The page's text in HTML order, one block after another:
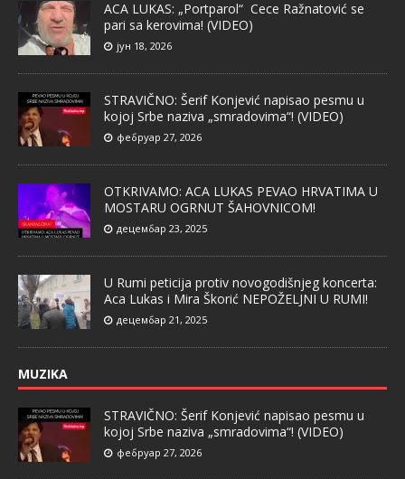
ACA LUKAS: „Portparol“ Cece Ražnatović se
pari sa kerovima! (VIDEO)
јун 18, 2026
STRAVIČNO: Šerif Konjević napisao pesmu u
kojoj Srbe naziva „smradovima“! (VIDEO)
фебруар 27, 2026
OTKRIVAMO: ACA LUKAS PEVAO HRVATIMA U
MOSTARU OGRNUT ŠAHOVNICOM!
децембар 23, 2025
U Rumi peticija protiv novogodišnjeg koncerta:
Aca Lukas i Mira Škorić NEPOŽELJNI U RUMI!
децембар 21, 2025
MUZIKA
STRAVIČNO: Šerif Konjević napisao pesmu u
kojoj Srbe naziva „smradovima“! (VIDEO)
фебруар 27, 2026